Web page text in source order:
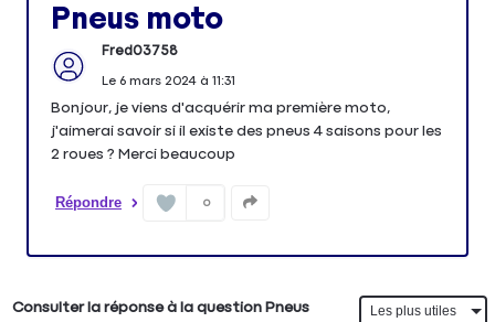
Pneus moto
Fred03758
Le 6 mars 2024à 11:31
Bonjour, je viens d'acquérir ma première moto,
j'aimerai savoir si il existe des pneus 4 saisons pour les
2 roues ? Merci beaucoup
Répondre 0
Consulter la réponse à la question Pneus